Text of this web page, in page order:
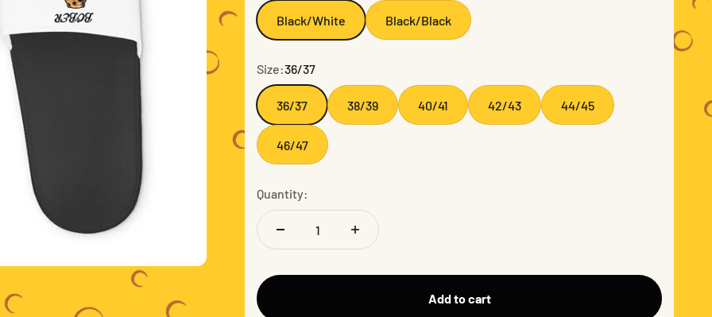
Black/White Black/Black
Size:36/37
36/37 38/39 40/41 42/43 44/45
46/47
Quantity:
Add to cart